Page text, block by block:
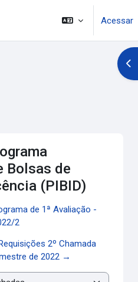
Acessar
Bolsas de
(PIBID)
de 1ª Avaliação -
2
2º Chamada
de 2022 →